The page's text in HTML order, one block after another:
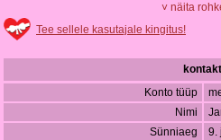
˅ näita
Tee sellele kasutajale kingitus!
kontakt
Konto tüüp
Nimi
Sünniaeg
9.